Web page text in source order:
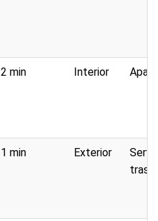
2 min Interior
1 min Exterior